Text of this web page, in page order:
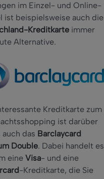
im Einzel- und Online-
ist beispielsweise auch die
Kreditkarte immer
Alternative.
Kreditkarte zum
ist darüber
auch das Barclaycard
Double. Dabei handelt es
eine Visa- und eine
-Kreditkarte, die Sie